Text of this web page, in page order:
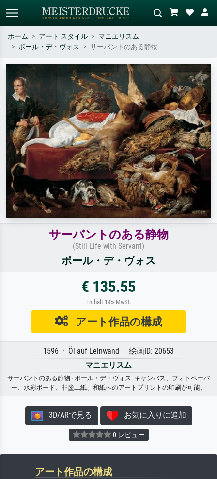
作家名・作品名・スタイルで検索
– 例：モネ、星月夜、印象派、北
斎の波、ヌード。
シーンを説明してください – 例：
緑の草原、赤の多い抽象画、暗い
油絵、木のそばの立ち姿のヌー
ド。
ホーム アート スタイル
マニエリスム
ポール・デ・ヴォス
サーバントのある静物
サーバントのある静物
(Still Life with Servant)
ポール・デ・ヴォス
€ 135.55
Enthält 19% MwSt.
アート作品の構成
1596 · Öl auf Leinwand · 絵画ID: 20653
マニエリスム
サーバントのある静物 · ポール・デ・ヴォス. キャンバス、フォトペーパ
ー、水彩ボード、非塗工紙、和紙へのアートプリントの印刷が可能。
3D/ARで見る お気に入りに追加
0 レビュー
アート作品の構成